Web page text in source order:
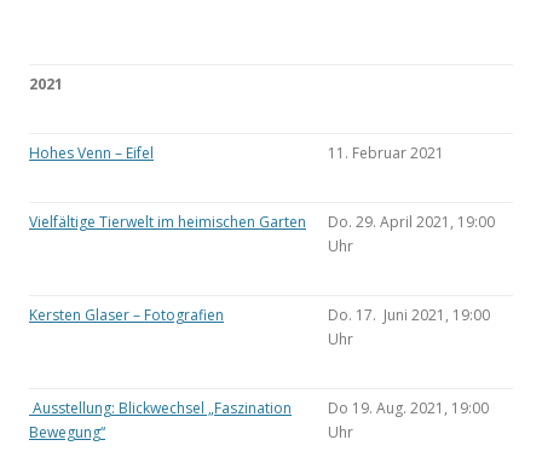
2021
Hohes Venn – Eifel 11. Februar 2021
Vielfältige Tierwelt im heimischen Garten
Do. 29. April 2021, 19:00
Uhr
Kersten Glaser – Fotografien
Do. 17. Juni 2021, 19:00
Uhr
Ausstellung: Blickwechsel „Faszination
Bewegung“
Do 19. Aug. 2021, 19:00
Uhr